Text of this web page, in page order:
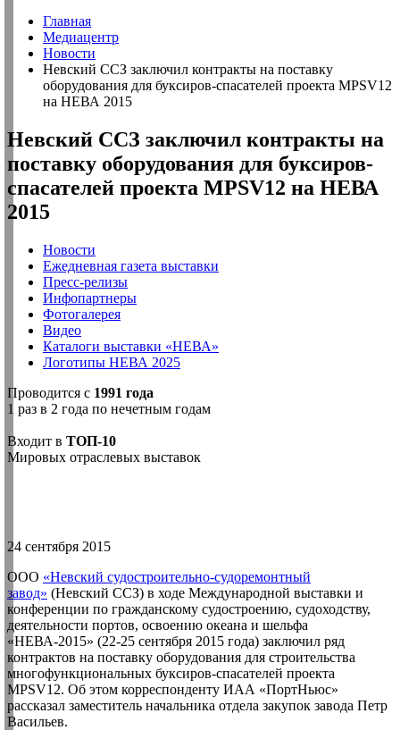
Главная
Медиацентр
Новости
Невский ССЗ заключил контракты на поставку
оборудования для буксиров-спасателей проекта MPSV12
на НЕВА 2015
Невский ССЗ заключил контракты на
поставку оборудования для буксиров-
спасателей проекта MPSV12 на НЕВА
2015
Новости
Ежедневная газета выставки
Пресс-релизы
Инфопартнеры
Фотогалерея
Видео
Каталоги выставки «НЕВА»
Логотипы НЕВА 2025
Проводится с 1991 года
1 раз в 2 года по нечетным годам
Входит в ТОП-10
Мировых отраслевых выставок
24 сентября 2015
ООО «Невский судостроительно-судоремонтный
завод» (Невский ССЗ) в ходе Международной выставки и
конференции по гражданскому судостроению, судоходству,
деятельности портов, освоению океана и шельфа
«НЕВА-2015» (22-25 сентября 2015 года) заключил ряд
контрактов на поставку оборудования для строительства
многофункциональных буксиров-спасателей проекта
MPSV12. Об этом корреспонденту ИАА «ПортНьюс»
рассказал заместитель начальника отдела закупок завода Петр
Васильев.